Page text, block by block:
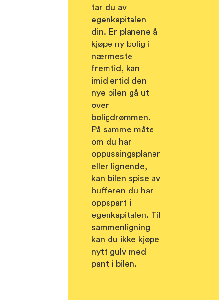
tar du av
egenkapitalen
din. Er planene å
kjøpe ny bolig i
nærmeste
fremtid, kan
imidlertid den
nye bilen gå ut
over
boligdrømmen.
På samme måte
om du har
oppussingsplaner
eller lignende,
kan bilen spise av
bufferen du har
oppspart i
egenkapitalen. Til
sammenligning
kan du ikke kjøpe
nytt gulv med
pant i bilen.